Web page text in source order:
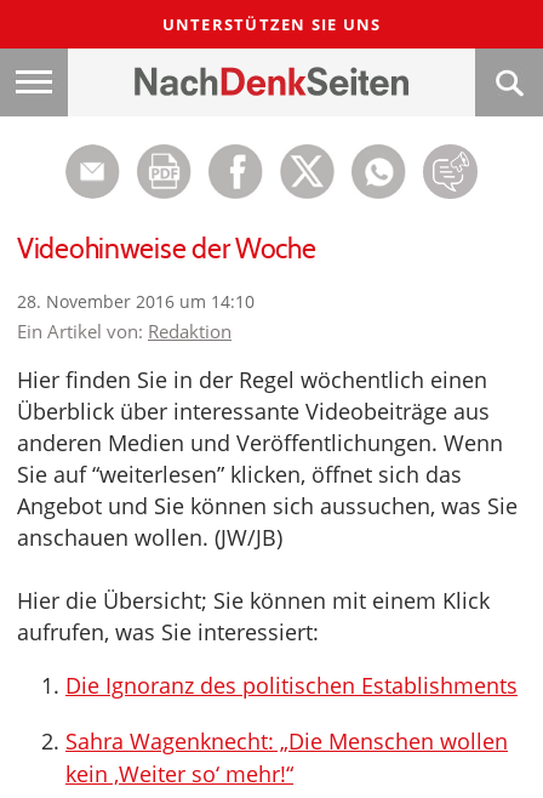
UNTERSTÜTZEN SIE UNS
Videohinweise der Woche
28. November 2016 um 14:10
Ein Artikel von: Redaktion
Hier finden Sie in der Regel wöchentlich einen
Überblick über interessante Videobeiträge aus
anderen Medien und Veröffentlichungen. Wenn
Sie auf “weiterlesen” klicken, öffnet sich das
Angebot und Sie können sich aussuchen, was Sie
anschauen wollen. (JW/JB)
Hier die Übersicht; Sie können mit einem Klick
aufrufen, was Sie interessiert:
Die Ignoranz des politischen Establishments
Sahra Wagenknecht: „Die Menschen wollen
kein ‚Weiter so‘ mehr!“